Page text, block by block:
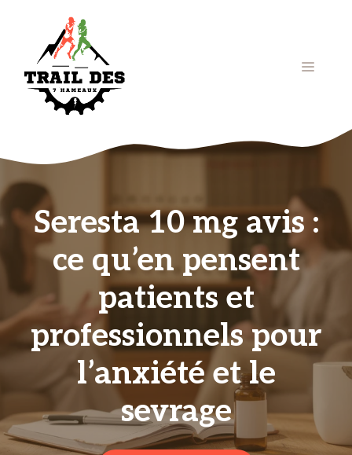
contenu
Menu
Seresta 10 mg avis :
ce qu’en pensent
patients et
professionnels pour
l’anxiété et le
sevrage